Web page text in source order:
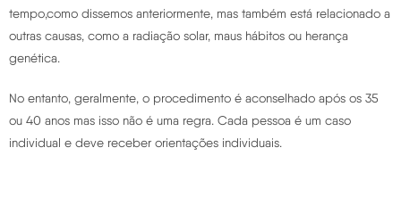
tempo,como dissemos anteriormente, mas também está relacionado a
outras causas, como a radiação solar, maus hábitos ou herança
genética.
No entanto, geralmente, o procedimento é aconselhado após os 35
ou 40 anos mas isso não é uma regra. Cada pessoa é um caso
individual e deve receber orientações individuais.